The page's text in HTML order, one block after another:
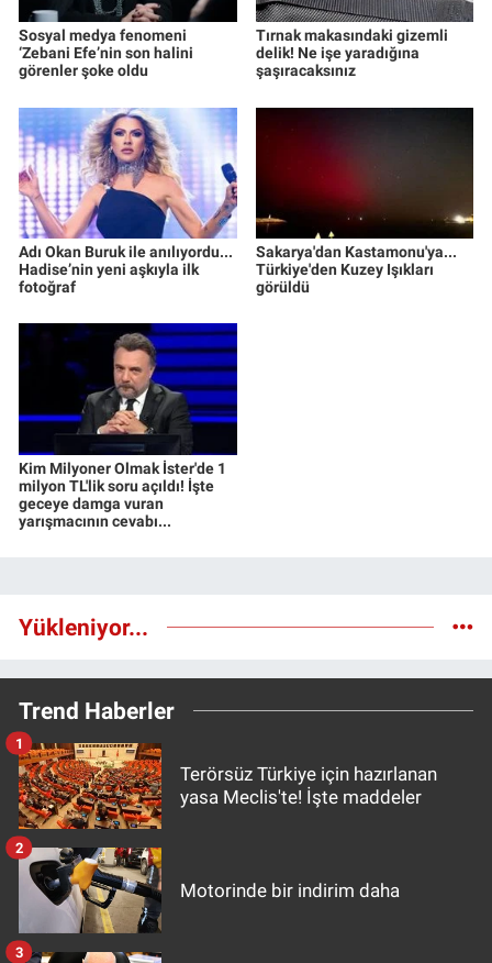
Sosyal medya fenomeni
‘Zebani Efe’nin son halini
görenler şoke oldu
Tırnak makasındaki gizemli
delik! Ne işe yaradığına
şaşıracaksınız
Adı Okan Buruk ile anılıyordu...
Hadise’nin yeni aşkıyla ilk
fotoğraf
Sakarya'dan Kastamonu'ya...
Türkiye'den Kuzey Işıkları
görüldü
Kim Milyoner Olmak İster'de 1
milyon TL'lik soru açıldı! İşte
geceye damga vuran
yarışmacının cevabı...
Yükleniyor...
Trend Haberler
Terörsüz Türkiye için hazırlanan
yasa Meclis'te! İşte maddeler
1
Motorinde bir indirim daha
2
3